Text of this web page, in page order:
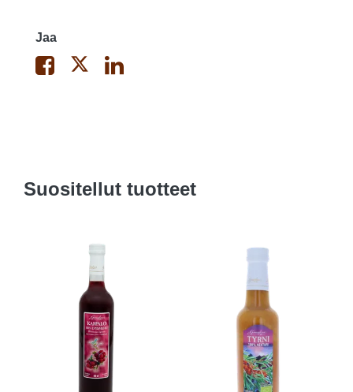
Jaa
Suositellut tuotteet